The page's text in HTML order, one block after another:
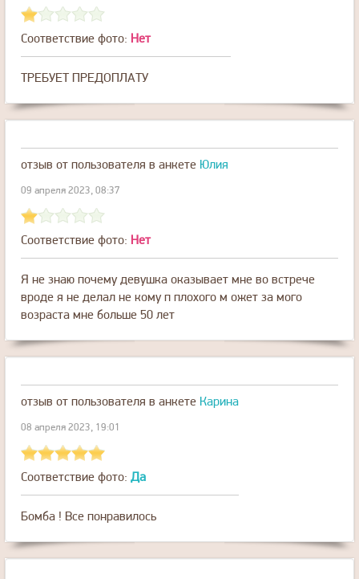
Соответствие фото: Нет
ТРЕБУЕТ ПРЕДОПЛАТУ
отзыв от пользователя в анкете Юлия
09 апреля 2023, 08:37
Соответствие фото: Нет
Я не знаю почему девушка оказывает мне во встрече
вроде я не делал не кому п плохого м ожет за мого
возраста мне больше 50 лет
отзыв от пользователя в анкете Карина
08 апреля 2023, 19:01
Соответствие фото: Да
Бомба ! Все понравилось